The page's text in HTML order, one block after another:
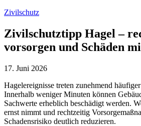
Zivilschutz
Zivilschutztipp Hagel –
vorsorgen und Schäden
17. Juni 2026
Hagelereignisse treten zunehmend
Innerhalb weniger Minuten können
Sachwerte erheblich beschädigt werden.
ernst nimmt und rechtzeitig
Schadensrisiko deutlich reduzieren.